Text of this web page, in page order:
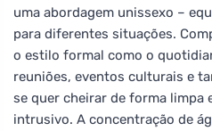
uma abordagem unissexo –
para diferentes situações.
o estilo formal como o
reuniões, eventos culturais e
se quer cheirar de forma limpa
intrusivo. A concentração de